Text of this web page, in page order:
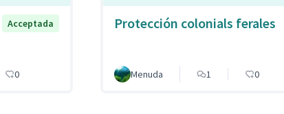
Acceptada
0
Protección colonials ferales
Menuda 1 0